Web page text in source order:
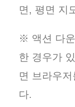
면, 평면 지
※ 액션 다
한 경우가
면 브라우
다.